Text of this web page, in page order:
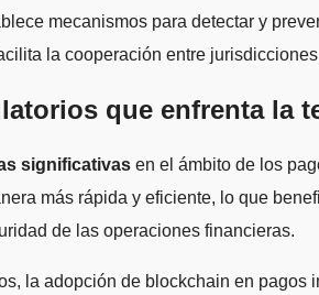
mecanismos para detectar y
la cooperación entre
que enfrenta la
significativas en el ámbito de los
más rápida y eficiente, lo que
de las operaciones financieras.
la adopción de blockchain en pagos